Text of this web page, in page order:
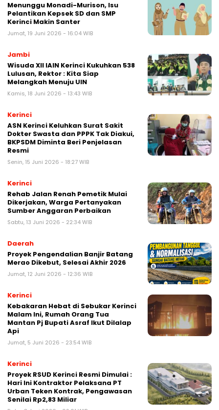
Menunggu Monadi-Murison, Isu
Pelantikan Kepsek SD dan SMP
Kerinci Makin Santer
Jumat, 19 Juni 2026 - 16:04 WIB
Jambi
Wisuda XII IAIN Kerinci Kukuhkan 538
Lulusan, Rektor : Kita Siap
Melangkah Menuju UIN
Kamis, 18 Juni 2026 - 13:43 WIB
Kerinci
ASN Kerinci Keluhkan Surat Sakit
Dokter Swasta dan PPPK Tak Diakui,
BKPSDM Diminta Beri Penjelasan
Resmi
Senin, 15 Juni 2026 - 18:27 WIB
Kerinci
Rehab Jalan Renah Pemetik Mulai
Dikerjakan, Warga Pertanyakan
Sumber Anggaran Perbaikan
Sabtu, 13 Juni 2026 - 22:34 WIB
Daerah
Proyek Pengendalian Banjir Batang
Merao Dikebut, Selesai Akhir 2026
Jumat, 12 Juni 2026 - 12:36 WIB
Kerinci
Kebakaran Hebat di Sebukar Kerinci
Malam Ini, Rumah Orang Tua
Mantan Pj Bupati Asraf Ikut Dilalap
Api
Jumat, 5 Juni 2026 - 23:54 WIB
Kerinci
Proyek RSUD Kerinci Resmi Dimulai :
Hari Ini Kontraktor Pelaksana PT
Urban Teken Kontrak, Pengawasan
Senilai Rp2,83 Miliar